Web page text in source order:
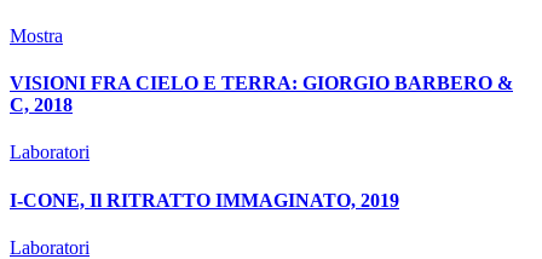
Mostra
VISIONI FRA CIELO E TERRA: GIORGIO BARBERO &
C, 2018
Laboratori
I-CONE, Il RITRATTO IMMAGINATO, 2019
Laboratori